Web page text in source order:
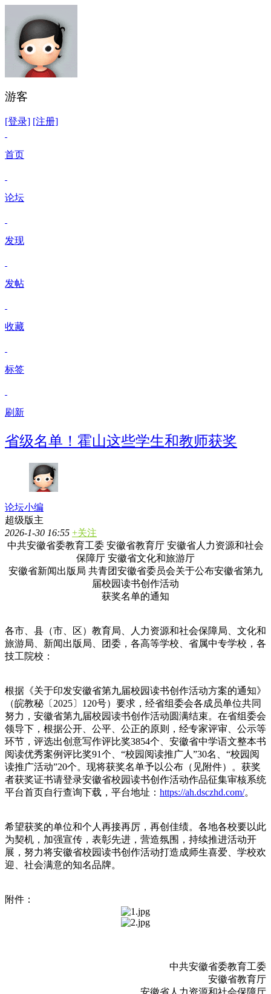
游客
[登录] [注册]
首页
论坛
发现
发帖
收藏
标签
刷新
省级名单！霍山这些学生和教师获奖
论坛小编
超级版主
2026-1-30 16:55 +关注
中共安徽省委教育工委 安徽省教育厅 安徽省人力资源和社会
保障厅 安徽省文化和旅游厅
安徽省新闻出版局 共青团安徽省委员会关于公布安徽省第九
届校园读书创作活动
获奖名单的通知
各市、县（市、区）教育局、人力资源和社会保障局、文化和
旅游局、新闻出版局、团委，各高等学校、省属中专学校，各
技工院校：
根据《关于印发安徽省第九届校园读书创作活动方案的通知》
（皖教秘〔2025〕120号）要求，经省组委会各成员单位共同
努力，安徽省第九届校园读书创作活动圆满结束。在省组委会
领导下，根据公开、公平、公正的原则，经专家评审、公示等
环节，评选出创意写作评比奖3854个、安徽省中学语文整本书
阅读优秀案例评比奖91个、“校园阅读推广人”30名、“校园阅
读推广活动”20个。现将获奖名单予以公布（见附件）。获奖
者获奖证书请登录安徽省校园读书创作活动作品征集审核系统
平台首页自行查询下载，平台地址： https://ah.dsczhd.com/。
希望获奖的单位和个人再接再厉，再创佳绩。各地各校要以此
为契机，加强宣传，表彰先进，营造氛围，持续推进活动开
展，努力将安徽省校园读书创作活动打造成师生喜爱、学校欢
迎、社会满意的知名品牌。
附件：
中共安徽省委教育工委
安徽省教育厅